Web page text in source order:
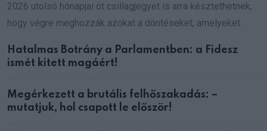
2026 utolsó hónapjai öt csillagjegyet is arra késztethetnek,
hogy végre meghozzák azokat a döntéseket, amelyeket
Hatalmas Botrány a Parlamentben: a Fidesz
ismét kitett magáért!
Megérkezett a brutális felhőszakadás: –
mutatjuk, hol csapott le először!